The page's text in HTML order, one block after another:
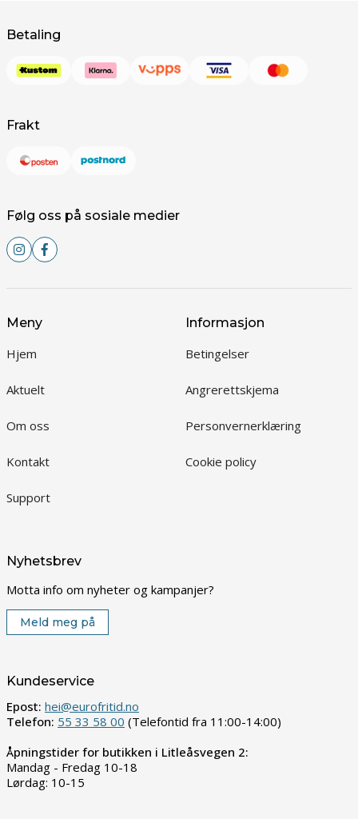
Betaling
Frakt
Følg oss på sosiale medier
Meny
Hjem
Aktuelt
Om oss
Kontakt
Support
Informasjon
Betingelser
Angrerettskjema
Personvernerklæring
Cookie policy
Nyhetsbrev
Motta info om nyheter og kampanjer?
Meld meg på
Kundeservice
Epost: hei@eurofritid.no
Telefon: 55 33 58 00 (Telefontid fra 11:00-14:00)
Åpningstider for butikken i Litleåsvegen 2:
Mandag - Fredag 10-18
Lørdag: 10-15